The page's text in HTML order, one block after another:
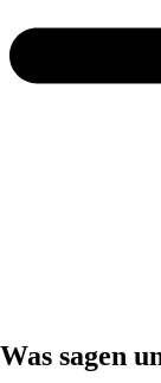
Was sagen